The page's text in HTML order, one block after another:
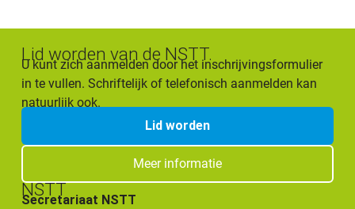
Lid worden van de NSTT.
U kunt zich aanmelden door het inschrijvingsformulier
in te vullen. Schriftelijk of telefonisch aanmelden kan
natuurlijk ook.
Lid worden
Meer informatie
NSTT
Secretariaat NSTT